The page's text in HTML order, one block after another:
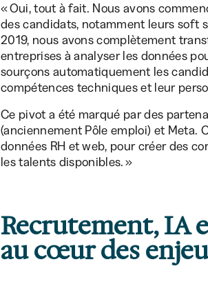
« Oui, tout à fait. Nous avons
des candidats, notamment leurs soft
2019, nous avons complètement
entreprises à analyser les données
sourçons automatiquement les
compétences techniques et leur
Ce pivot a été marqué par des
(anciennement Pôle emploi) et Meta.
données RH et web, pour créer des
les talents disponibles. »
Recrutement, IA
au cœur des